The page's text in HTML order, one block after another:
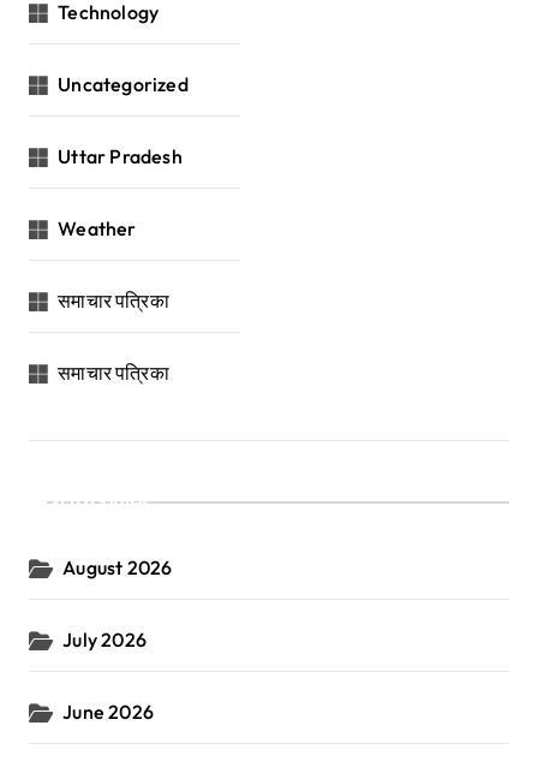
Technology
Uncategorized
Uttar Pradesh
Weather
समाचार पत्रिका
समाचार पत्रिका
Archives
August 2026
July 2026
June 2026